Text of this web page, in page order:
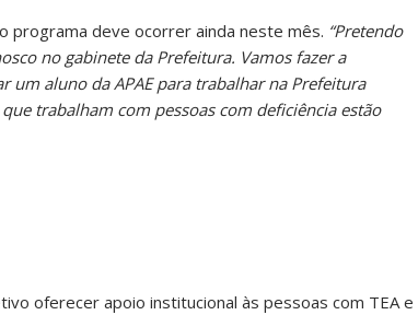
programa deve ocorrer ainda neste mês. “Pretendo
no gabinete da Prefeitura. Vamos fazer a
um aluno da APAE para trabalhar na Prefeitura
trabalham com pessoas com deficiência estão
oferecer apoio institucional às pessoas com TEA e